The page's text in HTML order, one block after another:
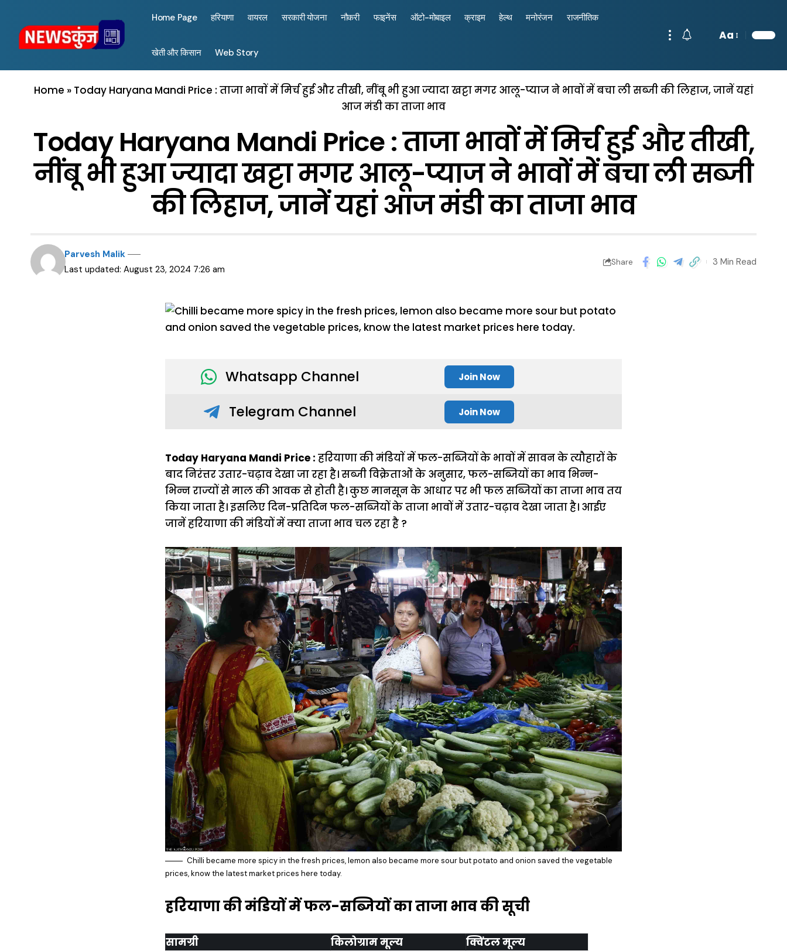
Home Page हरियाणा वायरल सरकारी योजना नौकरी फाइनेंस ऑटो-मोबाइल क्राइम हेल्थ मनोरंजन राजनीतिक
खेती और किसान Web Story
Aa
Home » Today Haryana Mandi Price : ताजा भावाें में मिर्च हुई और तीखी, नींबू भी हुआ ज्यादा खट्टा मगर आलू-प्याज ने भावों में बचा ली सब्जी की लिहाज, जानें यहां
आज मंडी का ताजा भाव
Today Haryana Mandi Price : ताजा भावाें में मिर्च हुई और तीखी,
नींबू भी हुआ ज्यादा खट्टा मगर आलू-प्याज ने भावों में बचा ली सब्जी
की लिहाज, जानें यहां आज मंडी का ताजा भाव
Last updated: August 23, 2024 7:26 am
Parvesh Malik
Share 3 Min Read
Whatsapp Channel Join Now
Telegram Channel Join Now
Today Haryana Mandi Price : हरियाणा की मंडियाें में फल-सब्जियों के भावों में सावन के त्यौहारों के
बाद निरंत्तर उतार-चढ़ाव देखा जा रहा है। सब्जी विक्रेताओं के अनुसार, फल-सब्जियों का भाव भिन्न-
भिन्न राज्यों से माल की आवक से होती है। कुछ मानसून के आधार पर भी फल सब्जियों का ताजा भाव तय
किया जाता है। इसलिए दिन-प्रतिदिन फल-सब्जियों के ताजा भावों में उतार-चढ़ाव देखा जाता है। आईए
जानें हरियाणा की मंडियों में क्या ताजा भाव चल रहा है ?
Chilli became more spicy in the fresh prices, lemon also became more sour but potato and onion saved the vegetable
prices, know the latest market prices here today.
हरियाणा की मंडियों में फल-सब्जियों का ताजा भाव की सूची
सामग्री किलोग्राम मूल्य
क्विंटल मूल्य